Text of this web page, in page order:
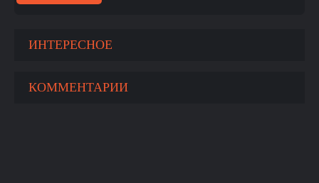
ИНТЕРЕСНОЕ
КОММЕНТАРИИ